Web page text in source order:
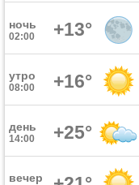
ночь
02:00 +13°
утро
08:00 +16°
день
14:00 +25°
вечер